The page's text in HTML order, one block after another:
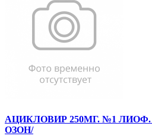
АЦИКЛОВИР 250МГ. №1 ЛИОФ.
ОЗОН/